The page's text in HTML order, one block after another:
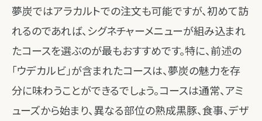
夢炭ではアラカルトでの注文も可能ですが、初めて訪
れるのであれば、シグネチャーメニューが組み込まれ
たコースを選ぶのが最もおすすめです。特に、前述の
「ウデカルビ」が含まれたコースは、夢炭の魅力を存
分に味わうことができるでしょう。コースは通常、アミ
ューズから始まり、異なる部位の熟成黒豚、食事、デザ